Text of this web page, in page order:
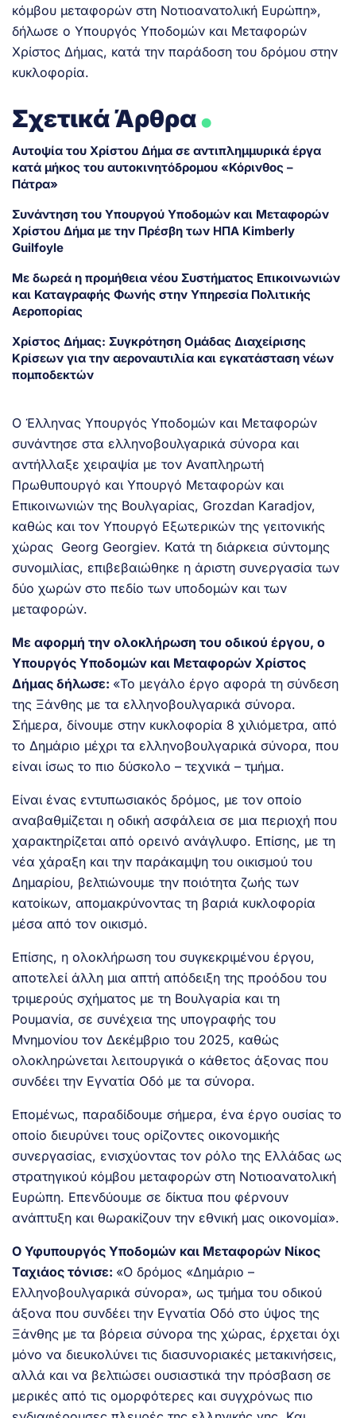
κόμβου μεταφορών στη Νοτιοανατολική Ευρώπη»,
δήλωσε ο Υπουργός Υποδομών και Μεταφορών
Χρίστος Δήμας, κατά την παράδοση του δρόμου στην
κυκλοφορία.
Σχετικά Άρθρα.
Αυτοψία του Χρίστου Δήμα σε αντιπλημμυρικά έργα
κατά μήκος του αυτοκινητόδρομου «Κόρινθος –
Πάτρα»
Συνάντηση του Υπουργού Υποδομών και Μεταφορών
Χρίστου Δήμα με την Πρέσβη των ΗΠΑ Kimberly
Guilfoyle
Με δωρεά η προμήθεια νέου Συστήματος Επικοινωνιών
και Καταγραφής Φωνής στην Υπηρεσία Πολιτικής
Αεροπορίας
Χρίστος Δήμας: Συγκρότηση Ομάδας Διαχείρισης
Κρίσεων για την αεροναυτιλία και εγκατάσταση νέων
πομποδεκτών
Ο Έλληνας Υπουργός Υποδομών και Μεταφορών
συνάντησε στα ελληνοβουλγαρικά σύνορα και
αντήλλαξε χειραψία με τον Αναπληρωτή
Πρωθυπουργό και Υπουργό Μεταφορών και
Επικοινωνιών της Βουλγαρίας, Grozdan Karadjov,
καθώς και τον Υπουργό Εξωτερικών της γειτονικής
χώρας Georg Georgiev. Κατά τη διάρκεια σύντομης
συνομιλίας, επιβεβαιώθηκε η άριστη συνεργασία των
δύο χωρών στο πεδίο των υποδομών και των
μεταφορών.
Με αφορμή την ολοκλήρωση του οδικού έργου, ο
Υπουργός Υποδομών και Μεταφορών Χρίστος
Δήμας δήλωσε: «Το μεγάλο έργο αφορά τη σύνδεση
της Ξάνθης με τα ελληνοβουλγαρικά σύνορα.
Σήμερα, δίνουμε στην κυκλοφορία 8 χιλιόμετρα, από
το Δημάριο μέχρι τα ελληνοβουλγαρικά σύνορα, που
είναι ίσως το πιο δύσκολο – τεχνικά – τμήμα.
Είναι ένας εντυπωσιακός δρόμος, με τον οποίο
αναβαθμίζεται η οδική ασφάλεια σε μια περιοχή που
χαρακτηρίζεται από ορεινό ανάγλυφο. Επίσης, με τη
νέα χάραξη και την παράκαμψη του οικισμού του
Δημαρίου, βελτιώνουμε την ποιότητα ζωής των
κατοίκων, απομακρύνοντας τη βαριά κυκλοφορία
μέσα από τον οικισμό.
Επίσης, η ολοκλήρωση του συγκεκριμένου έργου,
αποτελεί άλλη μια απτή απόδειξη της προόδου του
τριμερούς σχήματος με τη Βουλγαρία και τη
Ρουμανία, σε συνέχεια της υπογραφής του
Μνημονίου τον Δεκέμβριο του 2025, καθώς
ολοκληρώνεται λειτουργικά ο κάθετος άξονας που
συνδέει την Εγνατία Οδό με τα σύνορα.
Επομένως, παραδίδουμε σήμερα, ένα έργο ουσίας το
οποίο διευρύνει τους ορίζοντες οικονομικής
συνεργασίας, ενισχύοντας τον ρόλο της Ελλάδας ως
στρατηγικού κόμβου μεταφορών στη Νοτιοανατολική
Ευρώπη. Επενδύουμε σε δίκτυα που φέρνουν
ανάπτυξη και θωρακίζουν την εθνική μας οικονομία».
Ο Υφυπουργός Υποδομών και Μεταφορών Νίκος
Ταχιάος τόνισε: «Ο δρόμος «Δημάριο –
Ελληνοβουλγαρικά σύνορα», ως τμήμα του οδικού
άξονα που συνδέει την Εγνατία Οδό στο ύψος της
Ξάνθης με τα βόρεια σύνορα της χώρας, έρχεται όχι
μόνο να διευκολύνει τις διασυνοριακές μετακινήσεις,
αλλά και να βελτιώσει ουσιαστικά την πρόσβαση σε
μερικές από τις ομορφότερες και συγχρόνως πιο